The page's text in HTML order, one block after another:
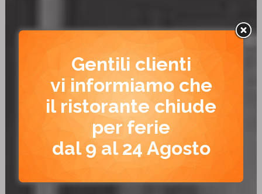
Gentili clienti
vi informiamo che
il ristorante chiude
per ferie
dal 9 al 24 Agosto